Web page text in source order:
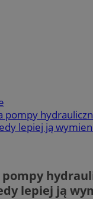
pompy
lepiej ją
lepiej ją